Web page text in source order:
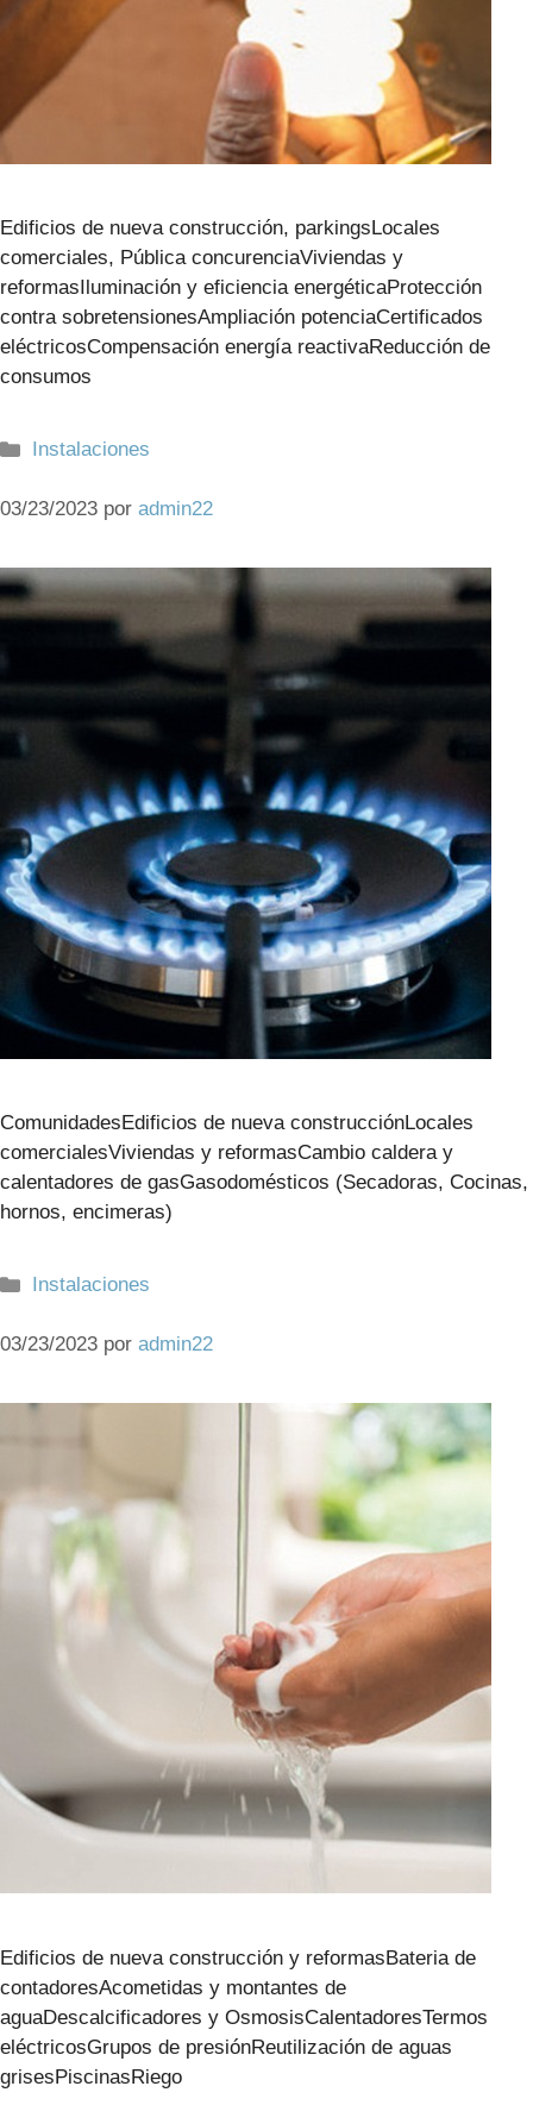
Edificios de nueva construcción, parkingsLocales
comerciales, Pública concurenciaViviendas y
reformasIluminación y eficiencia energéticaProtección
contra sobretensionesAmpliación potenciaCertificados
eléctricosCompensación energía reactivaReducción de
consumos
Categorías
Instalaciones
03/23/2023 por admin22
ComunidadesEdificios de nueva construcciónLocales
comercialesViviendas y reformasCambio caldera y
calentadores de gasGasodomésticos (Secadoras, Cocinas,
hornos, encimeras)
Categorías
Instalaciones
03/23/2023 por admin22
Edificios de nueva construcción y reformasBateria de
contadoresAcometidas y montantes de
aguaDescalcificadores y OsmosisCalentadoresTermos
eléctricosGrupos de presiónReutilización de aguas
grisesPiscinasRiego